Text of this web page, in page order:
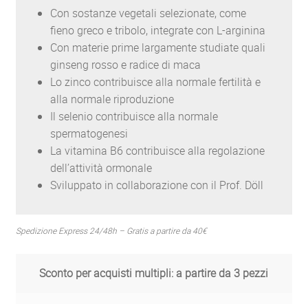
Con sostanze vegetali selezionate, come
fieno greco e tribolo, integrate con L-arginina
Con materie prime largamente studiate quali
ginseng rosso e radice di maca
Lo zinco contribuisce alla normale fertilità e
alla normale riproduzione
Il selenio contribuisce alla normale
spermatogenesi
La vitamina B6 contribuisce alla regolazione
dell’attività ormonale
Sviluppato in collaborazione con il Prof. Döll
Spedizione Express 24/48h – Gratis a partire da 40€
Sconto per acquisti multipli: a partire da 3 pezzi